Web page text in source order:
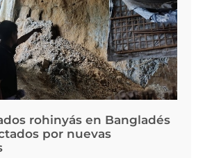
rohinyás en Bangladés
por nuevas